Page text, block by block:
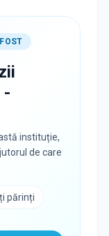
-
instituție,
de care
părinți